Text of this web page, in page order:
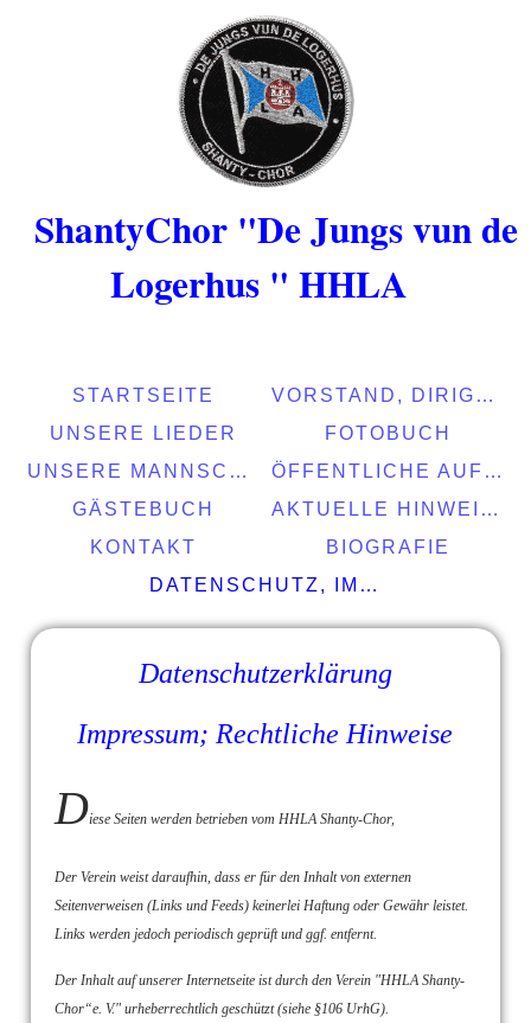
ShantyChor "De Jungs vun de
Logerhus " HHLA
STARTSEITE
VORSTAND, DIRIGENTEN, MUSIKER
UNSERE LIEDER
FOTOBUCH
UNSERE MANNSCHAFT
ÖFFENTLICHE AUFTRITTE
GÄSTEBUCH
AKTUELLE HINWEISE
KONTAKT
BIOGRAFIE
DATENSCHUTZ, IMPRESSUM
Datenschutzerklärung
Impressum; Rechtliche Hinweise
Diese Seiten werden betrieben vom HHLA Shanty-Chor,
Der Verein weist daraufhin, dass er für den Inhalt von externen
Seitenverweisen (Links und Feeds) keinerlei Haftung oder Gewähr leistet.
Links werden jedoch periodisch geprüft und ggf. entfernt.
Der Inhalt auf unserer Internetseite ist durch den Verein "HHLA Shanty-
Chor“e. V." urheberrechtlich geschützt (siehe §106 UrhG).